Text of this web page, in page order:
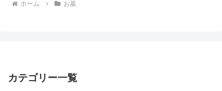
ホーム お墓
カテゴリー一覧